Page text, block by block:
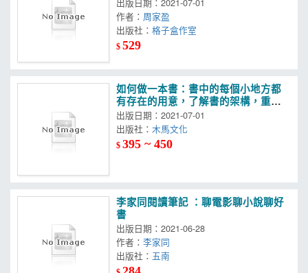
作者： 周家盈
出版社：
$529
如何做一本書：書中的每個小地方都
有存在的用意，了解書的架構，重新
認識一本書
出版日期：2021-07-01
出版社：
$395 ~ 450
李家同閱讀筆記 ：聊電影聊小說聊好
書
出版日期：2021-06-28
作者：李家同
出版社：